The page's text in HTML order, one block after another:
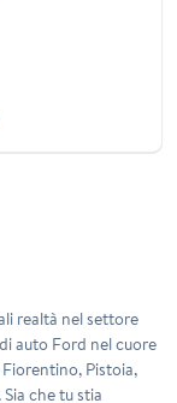
realtà nel settore
auto Ford nel cuore
Pistoia,
che tu stia